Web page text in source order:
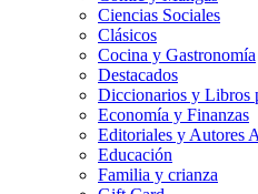
Ciencias Sociales
Clásicos
Cocina y Gastronomía
Destacados
Diccionarios y Libros
Economía y Finanzas
Editoriales y Autores
Educación
Familia y crianza